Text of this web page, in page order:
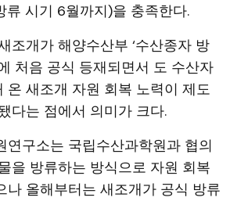
류 시기 6월까지)을 충족한다.
조개가 해양수산부 ‘수산종자 방
처음 공식 등재되면서 도 수산자
온 새조개 자원 회복 노력이 제도
다는 점에서 의미가 크다.
연구소는 국립수산과학원과 협의
을 방류하는 방식으로 자원 회복
나 올해부터는 새조개가 공식 방류